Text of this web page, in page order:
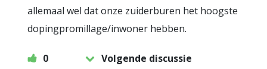
allemaal wel dat onze zuiderburen het hoogste
dopingpromillage/inwoner hebben.
0
Volgende discussie